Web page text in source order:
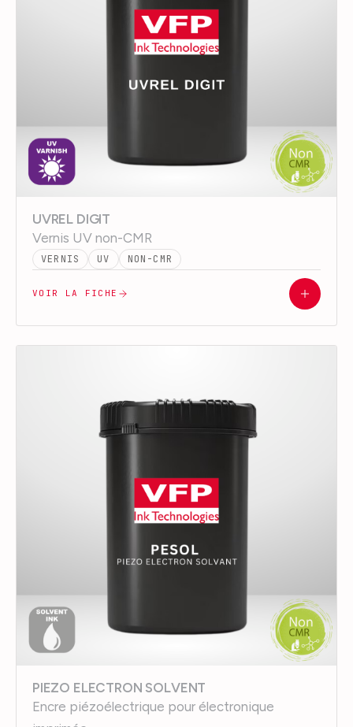
UVREL DIGIT
Vernis UV non-CMR
VERNIS UV NON-CMR
VOIR LA FICHE
PIEZO ELECTRON SOLVENT
Encre piézoélectrique pour électronique